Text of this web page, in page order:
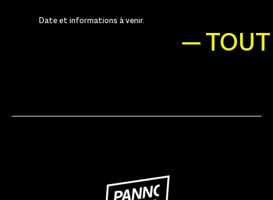
Date et informations à venir.
— TOUT